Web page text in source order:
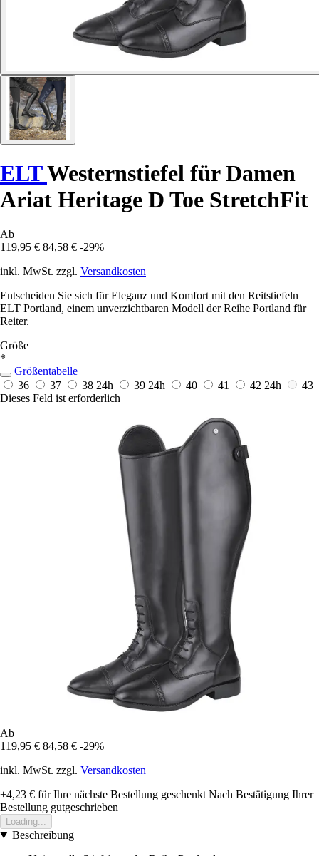
ELTWesternstiefel für Damen
Ariat Heritage D Toe StretchFit
Ab
119,95 € 84,58 € -29%
inkl. MwSt. zzgl. Versandkosten
Entscheiden Sie sich für Eleganz und Komfort mit den Reitstiefeln
ELT Portland, einem unverzichtbaren Modell der Reihe Portland für
Reiter.
Größe
*
Größentabelle
36
37 38 24h 39 24h 40 41 42 24h
43
Dieses Feld ist erforderlich
Ab
119,95 € 84,58 € -29%
inkl. MwSt. zzgl. Versandkosten
+4,23 € für Ihre nächste Bestellung geschenkt Nach Bestätigung Ihrer
Bestellung gutgeschrieben
Loading...
Beschreibung